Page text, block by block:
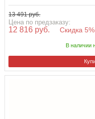
13 491 руб.
Цена по предзаказу:
12 816 руб. Скидка 5%
В наличии